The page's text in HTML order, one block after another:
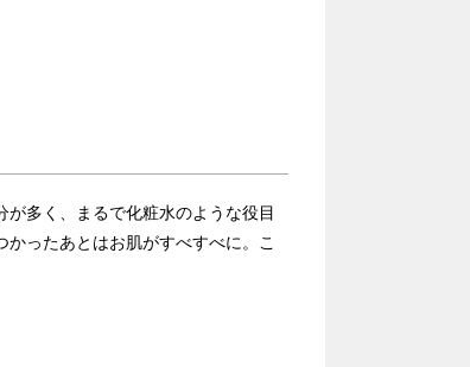
多く、まるで化粧水のような役目
ったあとはお肌がすべすべに。こ